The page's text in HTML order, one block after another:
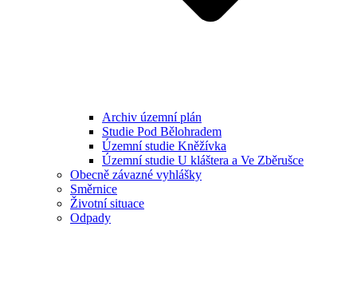
Archiv územní plán
Studie Pod Bělohradem
Územní studie Kněžívka
Územní studie U kláštera a Ve Zběrušce
Obecně závazné vyhlášky
Směrnice
Životní situace
Odpady